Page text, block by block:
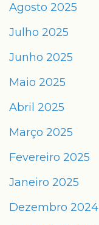
Agosto 2025
Julho 2025
Junho 2025
Maio 2025
Abril 2025
Março 2025
Fevereiro 2025
Janeiro 2025
Dezembro 2024